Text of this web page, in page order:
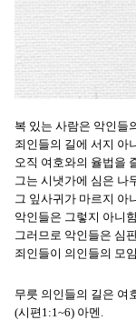
복 있는 사람은 악인들
죄인들의 길에 서지 아
오직 여호와의 율법을
그는 시냇가에 심은 나
그 잎사귀가 마르지 아
악인들은 그렇지 아니
그러므로 악인들은 심
죄인들이 의인들의 모
무릇 의인들의 길은 여
(시편1:1~6) 아멘.